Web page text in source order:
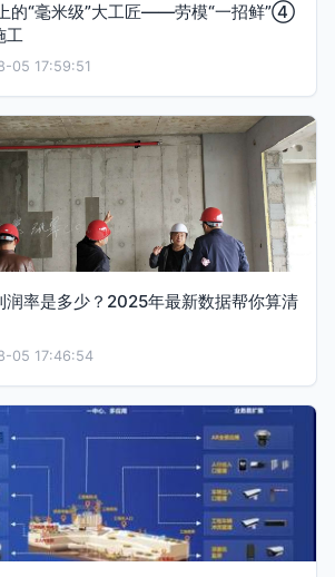
的“毫米级”大工匠——劳模“一招鲜”④
工
05 17:59:51
润率是多少？2025年最新数据帮你算清
05 17:46:54